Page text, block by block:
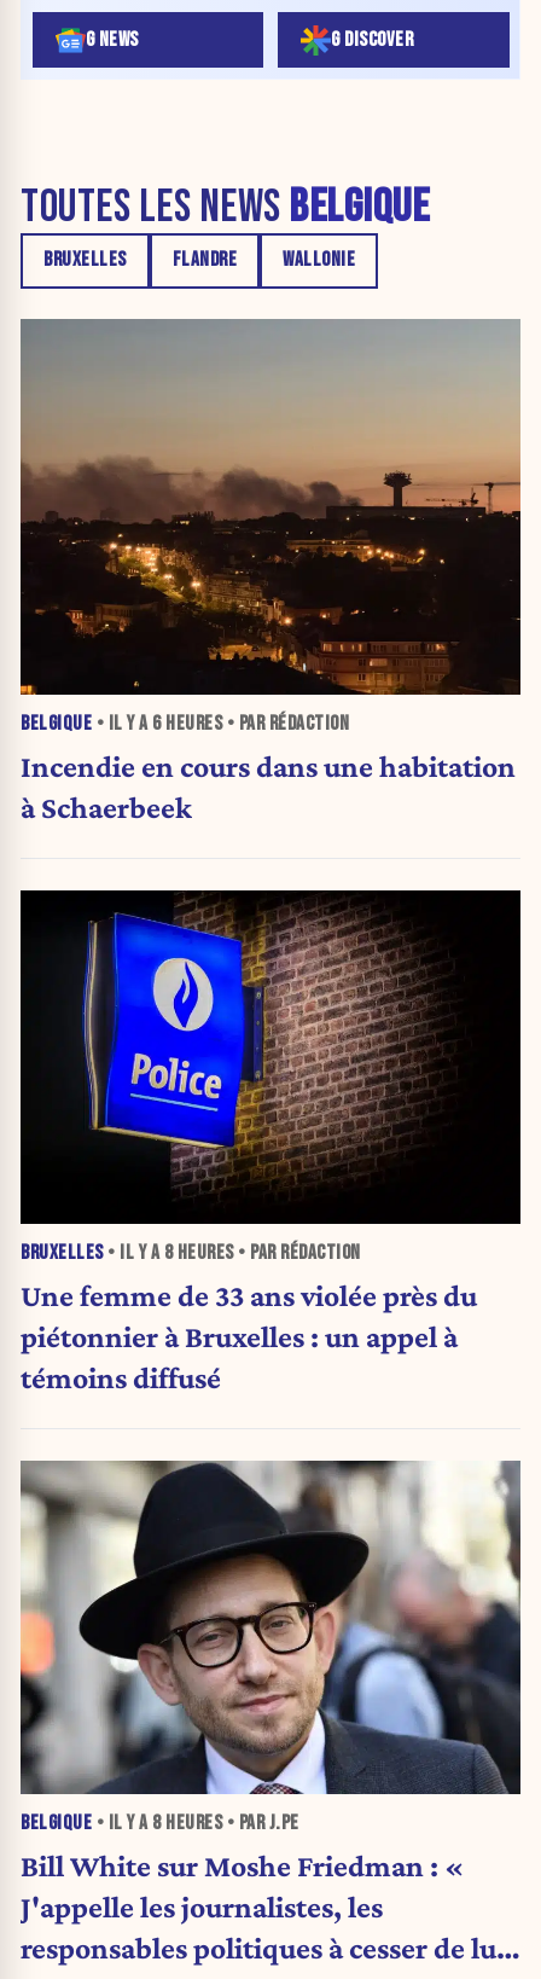
G NEWS G DISCOVER
TOUTES LES NEWS BELGIQUE
BRUXELLES FLANDRE WALLONIE
BELGIQUE • IL Y A 6 HEURES• PAR RÉDACTION
Incendie en cours dans une habitation
à Schaerbeek
BRUXELLES• IL Y A 8 HEURES• PAR RÉDACTION
Une femme de 33 ans violée près du
piétonnier à Bruxelles : un appel à
témoins diffusé
BELGIQUE • IL Y A 8 HEURES• PAR J.PE
Bill White sur Moshe Friedman : «
J'appelle les journalistes, les
responsables politiques à cesser de lui